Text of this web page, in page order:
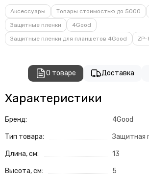
Аксессуары Товары стоимостью до 5000
Защитные пленки
4Good
Защитные пленки для планшетов 4Good
ZP-
О товаре Доставка
Характеристики
Бренд: 4Good
Тип товара: Защитная
Длина, см: 13
Высота, см: 5